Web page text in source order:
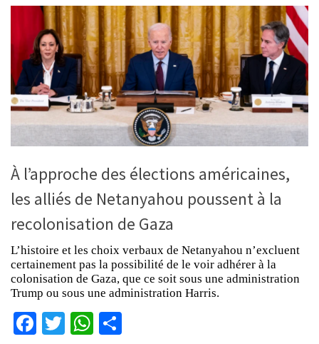
À l’approche des élections américaines,
les alliés de Netanyahou poussent à la
recolonisation de Gaza
L’histoire et les choix verbaux de Netanyahou n’excluent
certainement pas la possibilité de le voir adhérer à la
colonisation de Gaza, que ce soit sous une administration
Trump ou sous une administration Harris.
Facebook
TwitterWhatsApp